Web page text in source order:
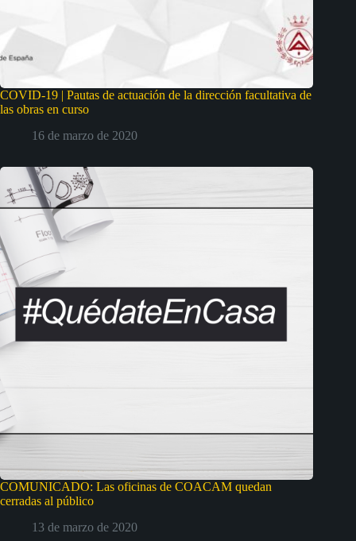
COVID-19 | Pautas de actuación de la dirección facultativa de
las obras en curso
16 de marzo de 2020
COMUNICADO: Las oficinas de COACAM quedan
cerradas al público
13 de marzo de 2020